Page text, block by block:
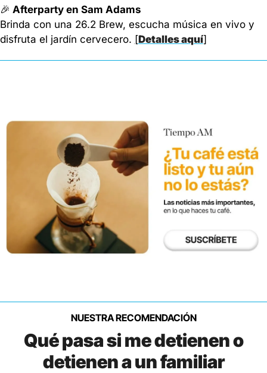
🎉 Afterparty en Sam Adams
Brinda con una 26.2 Brew, escucha música en vivo y
disfruta el jardín cervecero. [Detalles aquí]
NUESTRA RECOMENDACIÓN
Qué pasa si me detienen o
detienen a un familiar